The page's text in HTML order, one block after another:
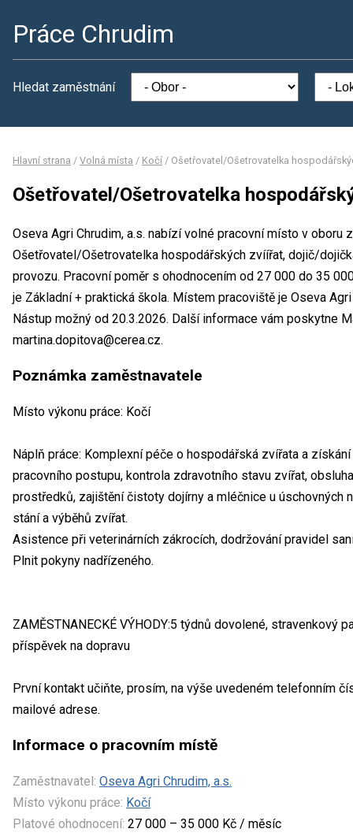
Práce Chrudim
Hledat zaměstnání
Hlavní strana / Volná místa / Kočí / Ošetřovatel/Ošetrovatelka
Ošetřovatel/Ošetrovatelka
Oseva Agri Chrudim, a.s. nabízí volné pracovní místo v
Ošetřovatel/Ošetrovatelka hospodářských zvíířat, dojič/
provozu. Pracovní poměr s ohodnocením od 27 000 do 35
je Základní + praktická škola. Místem pracoviště je Oseva
Nástup možný od 20.3.2026. Další informace vám poskytne
martina.dopitova@cerea.cz.
Poznámka zaměstnavatele
Místo výkonu práce: Kočí
Náplň práce: Komplexní péče o hospodářská zvířata a
pracovního postupu, kontrola zdravotního stavu zvířat,
prostředků, zajištění čistoty dojírny a mléčnice u úschovných
stání a výběhů zvířat.
Asistence při veterinárních zákrocích, dodržování pravidel
Plnit pokyny nadřízeného.
ZAMĚSTNANECKÉ VÝHODY:5 týdnů dovolené, stravenkový
příspěvek na dopravu
První kontakt učiňte, prosím, na výše uvedeném telefonním
mailové adrese.
Informace o pracovním místě
Zaměstnavatel: Oseva Agri Chrudim, a.s.
Místo výkonu práce: Kočí
Platové ohodnocení: 27 000 – 35 000 Kč / měsíc